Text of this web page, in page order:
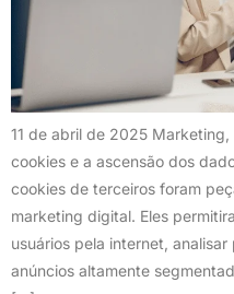
11 de abril de 2025
cookies e a ascensão dos
cookies de terceiros foram
marketing digital. Eles
usuários pela internet,
anúncios altamente